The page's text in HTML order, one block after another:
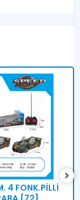
4 FONK.PİLLİ